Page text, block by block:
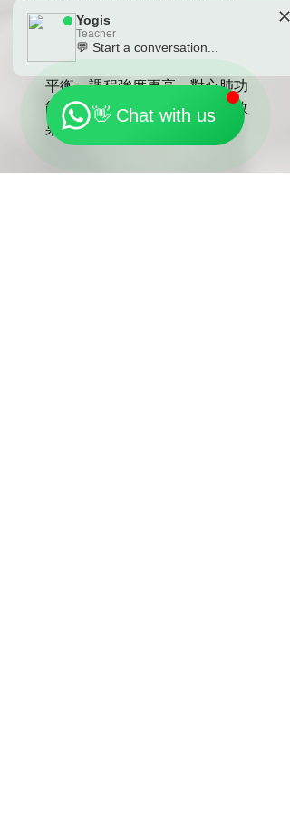
Vinyasa 1更具挑戰性，適合有一定
基礎的練習者。強調更迅速地進入
動作，進一步提升柔韌性、力量和
平衡。課程強度更高，對心肺功
能、減肥塑形等方面具有顯著效
果。
👋 Chat with us
Yogis
Teacher
💬 Start a conversation...